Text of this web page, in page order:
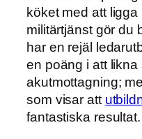
köket med att
militärtjänst gör du
har en rejäl
en poäng i att
akutmottagning;
som visar att
fantastiska